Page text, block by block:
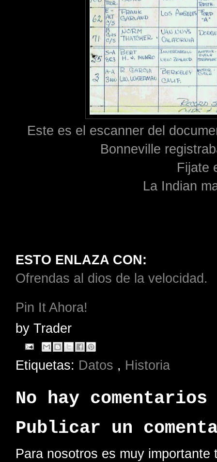
Este es el escanner del
Bonneville
Fijate
La Indian
ESTO ENLAZA CON:
Ofrendas al dios de la velocidad.
Pin It Ahora!
by Trader
Etiquetas: Datos , Historia
No hay
Publicar un
Para nosotros es muy